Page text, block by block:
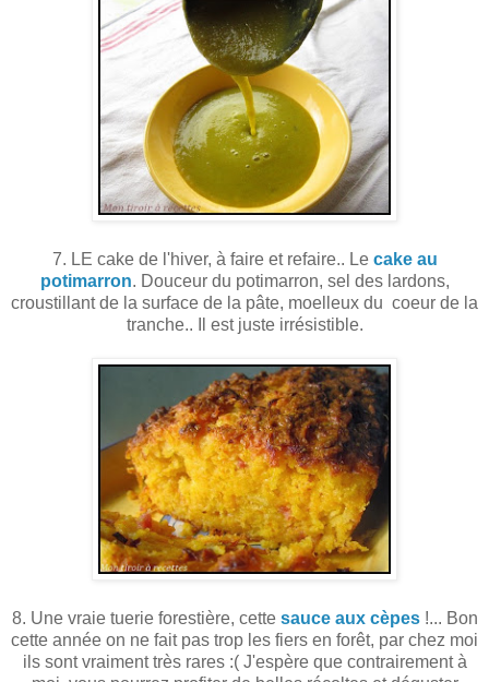
7. LE cake de l'hiver, à faire et refaire.. Le cake au
potimarron. Douceur du potimarron, sel des lardons,
croustillant de la surface de la pâte, moelleux du coeur de la
tranche.. Il est juste irrésistible.
8. Une vraie tuerie forestière, cette sauce aux cèpes!... Bon
cette année on ne fait pas trop les fiers en forêt, par chez moi
ils sont vraiment très rares :( J'espère que contrairement à